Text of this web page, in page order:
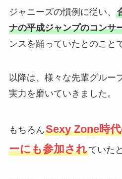
ジャニーズの慣例に従い、
ナの平成ジャンプのコンサ
ンスを踊っていたとのこと
以降は、様々な先輩グルー
実力を磨いていきました。
もちろんSexy Zone時
ーにも参加されていた